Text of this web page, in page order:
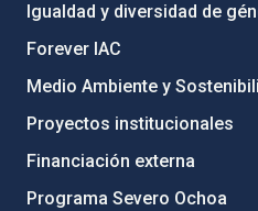
Igualdad y diversidad de
Forever IAC
Medio Ambiente y
Proyectos institucionales
Financiación externa
Programa Severo Ochoa